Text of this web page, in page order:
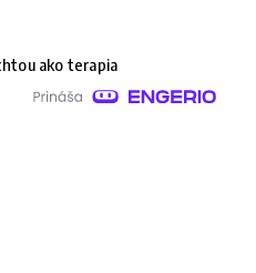
ako terapia